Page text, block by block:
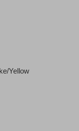
Yellow